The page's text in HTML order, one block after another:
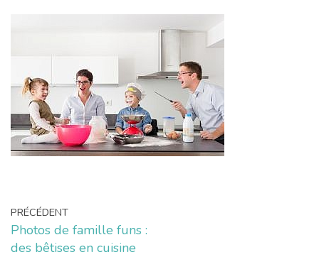
PRÉCÉDENT
Photos de famille funs :
des bêtises en cuisine